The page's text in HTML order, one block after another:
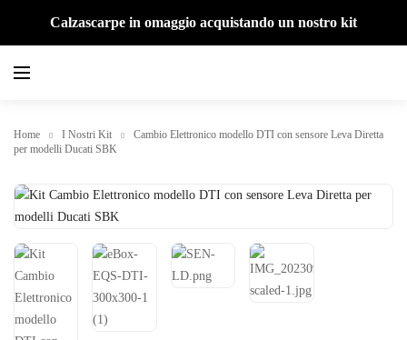
Calzascarpe in omaggio acquistando un nostro kit
Home I Nostri Kit
Cambio Elettronico modello DTI con sensore Leva Diretta
per modelli Ducati SBK